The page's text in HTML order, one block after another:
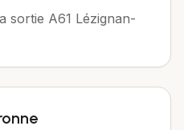
sortie A61 Lézignan-